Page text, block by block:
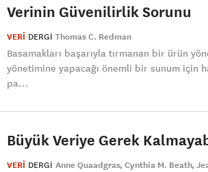
Verinin Güvenilirlik Sorunu
VERİ DERGI Thomas C. Redman
Basamakları başarıyla tırmanan bir ürün
yönetimine yapacağı önemli bir sunum için
pa...
Büyük Veriye Gerek
VERİ DERGI Anne Quaadgras Cynthia M. Beath